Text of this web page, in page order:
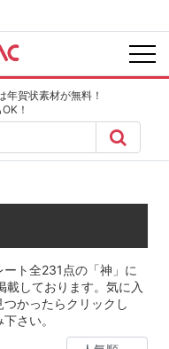
年賀状素材が無料！
！
ト全231点の「神」に
載しております。気に入
かったらクリックし
さい。